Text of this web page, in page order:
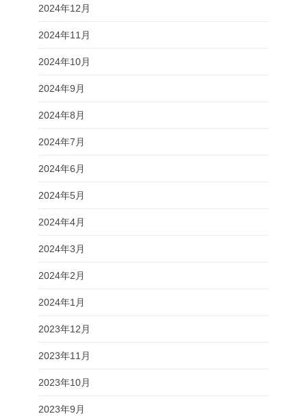
2024年12月
2024年11月
2024年10月
2024年9月
2024年8月
2024年7月
2024年6月
2024年5月
2024年4月
2024年3月
2024年2月
2024年1月
2023年12月
2023年11月
2023年10月
2023年9月